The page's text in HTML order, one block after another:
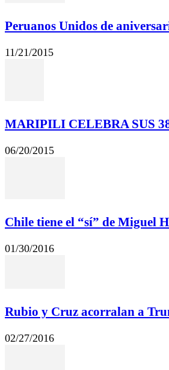
Peruanos Unidos de
11/21/2015
MARIPILI CELEBRA SUS
06/20/2015
Chile tiene el “sí” de Miguel
01/30/2016
Rubio y Cruz acorralan a
02/27/2016